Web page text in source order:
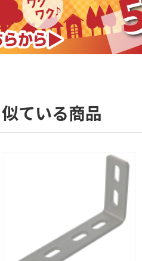
ている商品